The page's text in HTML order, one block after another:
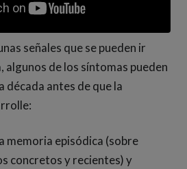
señales que se pueden ir
algunos de los síntomas pueden
década antes de que la
memoria episódica (sobre
concretos y recientes) y